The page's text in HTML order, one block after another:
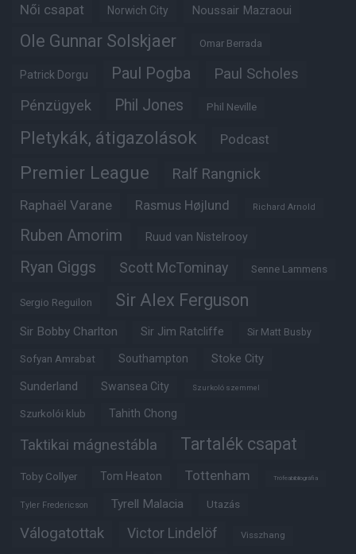
Női csapat Norwich City Noussair Mazraoui
Ole Gunnar Solskjaer Omar Berrada
Patrick Dorgu Paul Pogba Paul Scholes
Pénzügyek Phil Jones Phil Neville
Pletykák, átigazolások Podcast
Premier League Ralf Rangnick
Raphaël Varane Rasmus Højlund Richard Arnold
Ruben Amorim Ruud van Nistelrooy
Ryan Giggs Scott McTominay Senne Lammens
Sergio Reguilon Sir Alex Ferguson
Sir Bobby Charlton Sir Jim Ratcliffe Sir Matt Busby
Sofyan Amrabat Southampton Stoke City
Sunderland Swansea City Szurkoló szemmel
Szurkolói klub Tahith Chong
Taktikai mágnestábla Tartalék csapat
Toby Collyer Tom Heaton Tottenham Trófeabibliográfia
Tyler Fredericson Tyrell Malacia Utazás
Válogatottak Victor Lindelöf Visszhang